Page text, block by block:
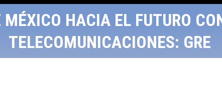
MÉXICO HACIA EL FUTURO
TELECOMUNICACIONES: GRE